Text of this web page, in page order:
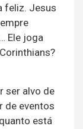
feliz. Jesus
Ele joga
ser alvo de
de eventos
está